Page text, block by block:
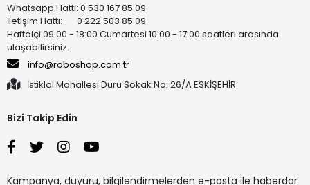
Whatsapp Hattı: 0 530 167 85 09
İletişim Hattı: 0 222 503 85 09
Haftaiçi 09:00 - 18:00 Cumartesi 10:00 - 17:00 saatleri arasında
ulaşabilirsiniz.
info@roboshop.com.tr
İstiklal Mahallesi Duru Sokak No: 26/A ESKİŞEHİR
Bizi Takip Edin
Kampanya, duyuru, bilgilendirmelerden e-posta ile haberdar